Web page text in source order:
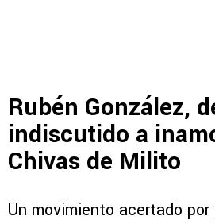
Rubén González,
indiscutido a
Chivas de Milito
Un movimiento acertado